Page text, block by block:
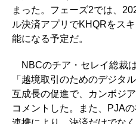
まった。フェーズ2では、
ル決済アプリでKHQRをス
能になる予定だ。
NBCのチア・セレイ総裁
「越境取引のためのデジタ
互成長の促進で、カンボジ
コメントした。また、PJA